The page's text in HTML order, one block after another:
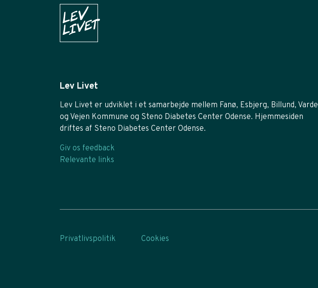
Lev Livet
Lev Livet er udviklet i et samarbejde mellem Fanø, Esbjerg, Billund, Varde
og Vejen Kommune og Steno Diabetes Center Odense. Hjemmesiden
driftes af Steno Diabetes Center Odense.
Giv os feedback
Relevante links
Privatlivspolitik Cookies